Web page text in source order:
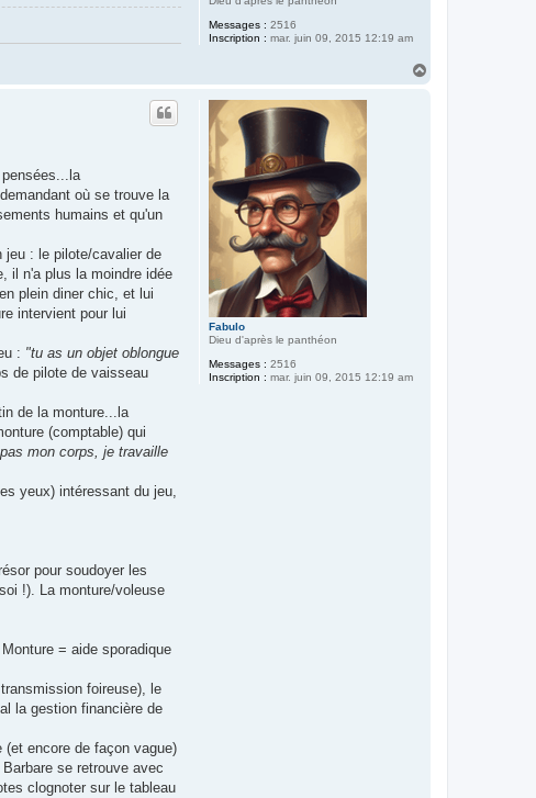
Messages : 2516
Inscription : mar. juin 09, 2015 12:19 am
Fabulo
Dieu d'après le panthéon
Messages : 2516
Inscription : mar. juin 09, 2015 12:19 am
où se trouve la
humains et qu'un
jeu : le pilote/cavalier de
il n'a plus la moindre idée
plein diner chic, et lui
intervient pour lui
: "tu as un objet oblongue
de pilote de vaisseau
de la monture...la
(comptable) qui
mon corps, je travaille
yeux) intéressant du jeu,
pour soudoyer les
!). La monture/voleuse
= aide sporadique
foireuse), le
la gestion financière de
encore de façon vague)
se retrouve avec
clognoter sur le tableau